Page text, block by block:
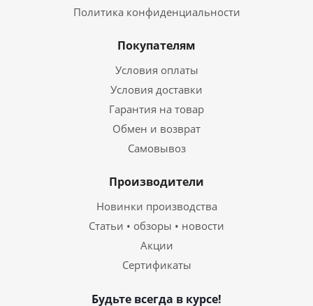
Политика конфиденциальности
Покупателям
Условия оплаты
Условия доставки
Гарантия на товар
Обмен и возврат
Самовывоз
Производители
Новинки производства
Статьи • обзоры • новости
Акции
Сертификаты
Будьте всегда в курсе!